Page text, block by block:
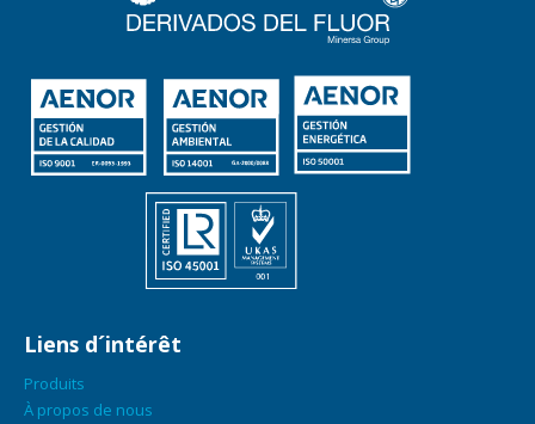
Liens d´intérêt
Produits
À propos de nous